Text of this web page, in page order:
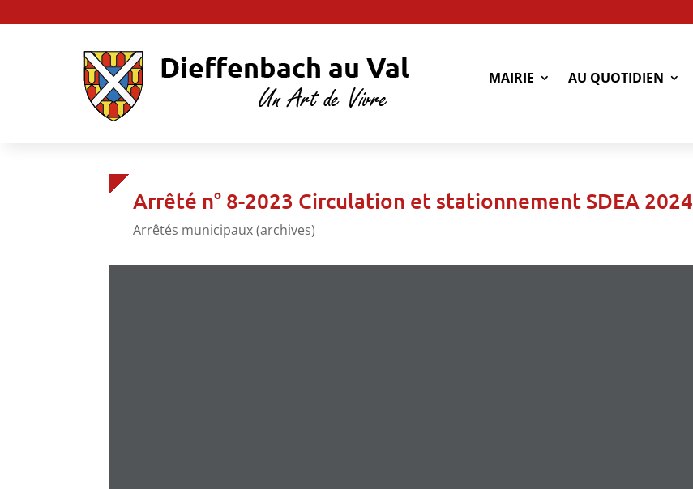
MAIRIE AU QUOTIDIEN
Arrêté n° 8-2023 Circulation et stationnement SDEA 2024
Arrêtés municipaux (archives)